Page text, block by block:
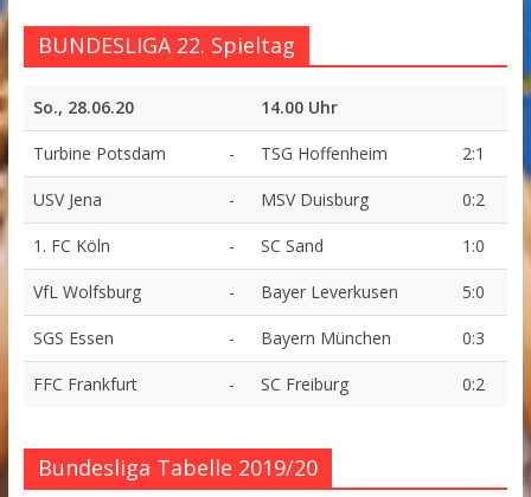
BUNDESLIGA 22. Spieltag
So., 28.06.20 14.00 Uhr
Turbine Potsdam - TSG Hoffenheim 2:1
USV Jena - MSV Duisburg 0:2
1. FC Köln - SC Sand 1:0
VfL Wolfsburg - Bayer Leverkusen 5:0
SGS Essen - Bayern München 0:3
FFC Frankfurt - SC Freiburg 0:2
Bundesliga Tabelle 2019/20